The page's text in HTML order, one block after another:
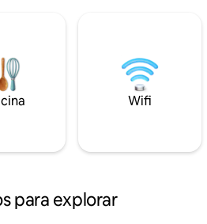
Wifi
para explorar